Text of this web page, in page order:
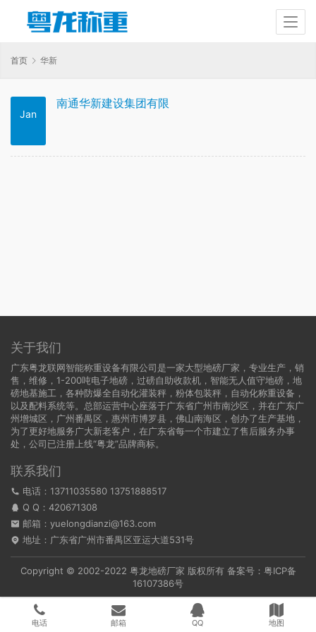
首页 华新
Jan
南通华新建设集团有限
关于我们
广东粤龙联网智能称重设备有限公司是一家大型地磅厂家，专业生产，销
售，维修，1-200吨电子地磅，过磅自助收款机，智能无人值守地磅，地
磅地基施工，各种防爆全自动化灌装秤，粉体包装秤，自动化称重设备，
以及配料系统等。总部运营中心座落于广东省广州市南沙区，并在广东广
州增城区，广州番禺区，惠州市博罗县，佛山南海区，创办了生产基地，
为了更好地服务广大新老客户，在广东省每一个市建立了售后服务办事
处，公司已注册上线“粤龙”品牌商标。
联系我们
电话：13711035580 13751888517
Q Q： 420671308
邮箱：yuelongdianzi@163.com
地址：广东省广州市番禺区亚运大道531号
Copyright © 2002-2022 粤龙地磅厂家 版权所有 备案号： 粤ICP备
16107386号
电话 邮箱 QQ 地图